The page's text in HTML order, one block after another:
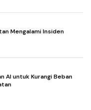
Mengalami Insiden
AI untuk Kurangi Beban